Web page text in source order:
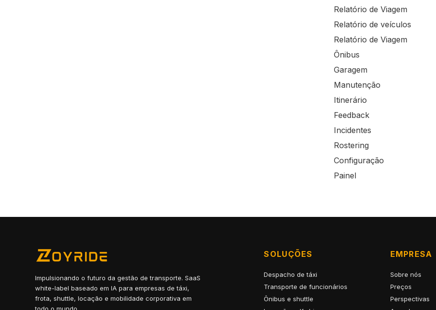
Relatório de Viagem
Relatório de veículos
Relatório de Viagem
Ônibus
Garagem
Manutenção
Itinerário
Feedback
Incidentes
Rostering
Configuração
Painel
Impulsionando o futuro da gestão de transporte. SaaS
white-label baseado em IA para empresas de táxi,
frota, shuttle, locação e mobilidade corporativa em
SOLUÇÕES
Despacho de táxi
Transporte de funcionários
Ônibus e shuttle
EMPRESA
Sobre nós
Preços
Perspectivas